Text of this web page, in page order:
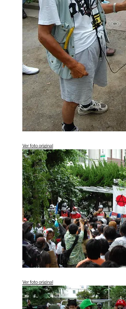
Ver foto original
Ver foto original